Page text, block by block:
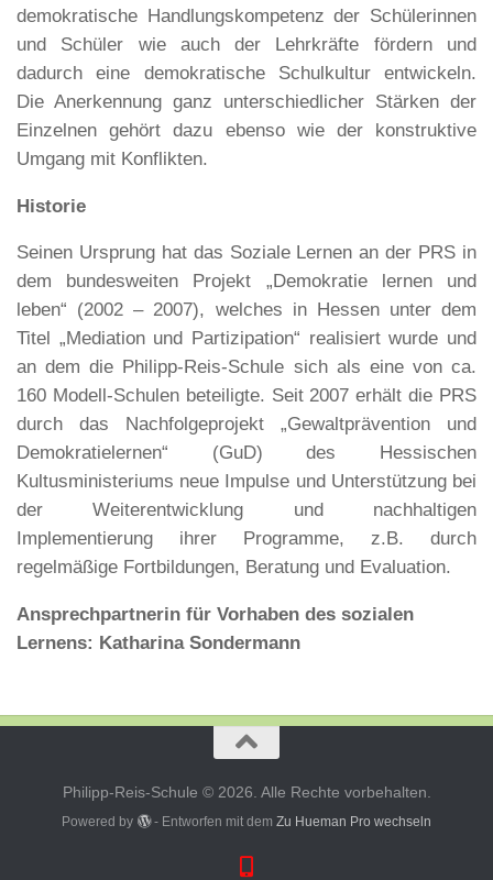
demokratische Handlungskompetenz der Schülerinnen
und Schüler wie auch der Lehrkräfte fördern und
dadurch eine demokratische Schulkultur entwickeln.
Die Anerkennung ganz unterschiedlicher Stärken der
Einzelnen gehört dazu ebenso wie der konstruktive
Umgang mit Konflikten.
Historie
Seinen Ursprung hat das Soziale Lernen an der PRS in
dem bundesweiten Projekt „Demokratie lernen und
leben“ (2002 – 2007), welches in Hessen unter dem
Titel „Mediation und Partizipation“ realisiert wurde und
an dem die Philipp-Reis-Schule sich als eine von ca.
160 Modell-Schulen beteiligte. Seit 2007 erhält die PRS
durch das Nachfolgeprojekt „Gewaltprävention und
Demokratielernen“ (GuD) des Hessischen
Kultusministeriums neue Impulse und Unterstützung bei
der Weiterentwicklung und nachhaltigen
Implementierung ihrer Programme, z.B. durch
regelmäßige Fortbildungen, Beratung und Evaluation.
Ansprechpartnerin für Vorhaben des sozialen
Lernens: Katharina Sondermann
Philipp-Reis-Schule © 2026. Alle Rechte vorbehalten.
Powered by - Entworfen mit dem Zu Hueman Pro wechseln